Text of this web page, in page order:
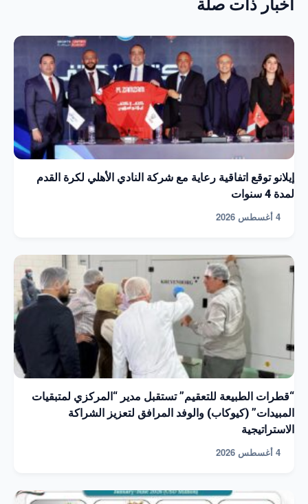
أخبار ذات صلة
إيلانو توقع اتفاقية رعاية مع شركة النادي الأهلي لكرة القدم
لمدة 4 سنوات
4 أغسطس 2026
“قطرات الطبيعة للتعقيم” تستقبل مدير “المركزي لمتبقيات
المبيدات” (كيوكاب) والوفد المرافق لتعزيز الشراكة
الاستراتيجية
4 أغسطس 2026